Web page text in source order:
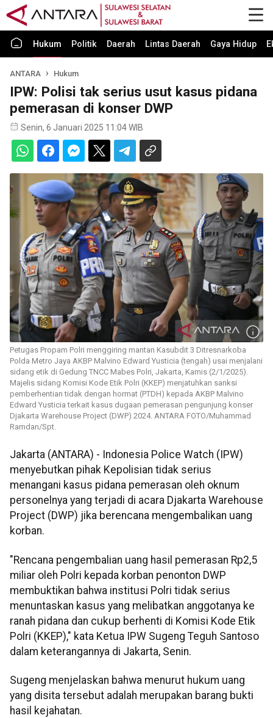
Hukum Politik Daerah Lintas Daerah Gaya Hidup
ANTARA Hukum
IPW: Polisi tak serius usut kasus pidana
pemerasan di konser DWP
Senin, 6 Januari 2025 11:04 WIB
Petugas Propam Polri menggiring mantan Kasubdit 3 Ditresnarkoba
Polda Metro Jaya AKBP Malvino Edward Yusticia (tengah) usai menjalani
sidang etik di Gedung TNCC Mabes Polri, Jakarta, Kamis (2/1/2025).
Majelis sidang Komisi Kode Etik Polri (KKEP) menjatuhkan sanksi
pemberhentian tidak dengan hormat (PTDH) kepada AKBP Malvino
Edward Yusticia terkait kasus dugaan pemerasan pengunjung konser
Djakarta Warehouse Project (DWP) 2024. ANTARA FOTO/Muhammad
Ramdan/Spt.
Jakarta (ANTARA) - Indonesia Police Watch (IPW)
menyebutkan pihak Kepolisian tidak serius
menangani kasus pidana pemerasan oleh oknum
personelnya yang terjadi di acara Djakarta Warehouse
Project (DWP) jika berencana mengembalikan uang
korban.
"Rencana pengembalian uang hasil pemerasan Rp2,5
miliar oleh Polri kepada korban penonton DWP
membuktikan bahwa institusi Polri tidak serius
menuntaskan kasus yang melibatkan anggotanya ke
ranah pidana dan cukup berhenti di Komisi Kode Etik
Polri (KKEP)," kata Ketua IPW Sugeng Teguh Santoso
dalam keterangannya di Jakarta, Senin.
Sugeng menjelaskan bahwa menurut hukum uang
yang disita tersebut adalah merupakan barang bukti
hasil kejahatan.